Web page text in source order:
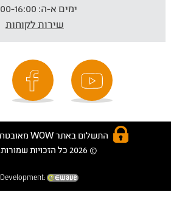
ימים א-ה:
שירות לקוחות
התשלום באתר WOW מאובטח בטכנולוגית SSL
© 2026 כל הזכויות שמורות
Development: